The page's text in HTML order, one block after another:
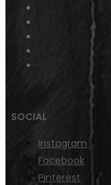
SOCIAL
Instagram
Facebook
Pinterest